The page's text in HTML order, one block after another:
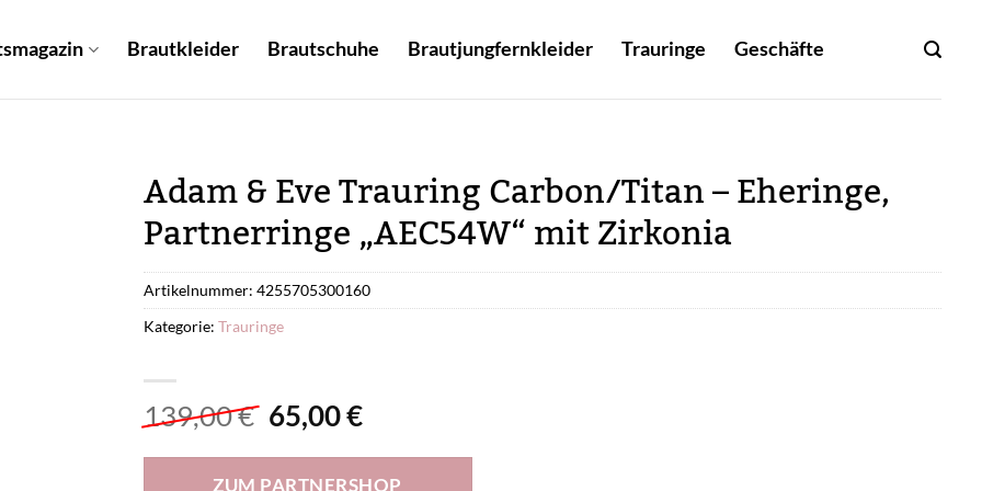
Brautkleider Brautschuhe Brautjungfernkleider Trauringe Geschäfte
Adam & Eve Trauring Carbon/Titan – Eheringe,
Partnerringe „AEC54W“ mit Zirkonia
139,00€ Ursprünglicher
war:
65,00€Aktueller
ist:
ZUM PARTNERSHOP
Artikelnummer: 4255705300160
Kategorie: Trauringe